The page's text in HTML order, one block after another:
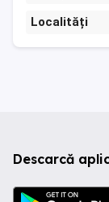
Localități
Descarcă